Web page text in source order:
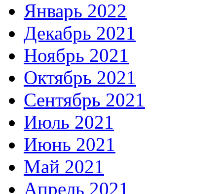
Январь 2022
Декабрь 2021
Ноябрь 2021
Октябрь 2021
Сентябрь 2021
Июль 2021
Июнь 2021
Май 2021
Апрель 2021